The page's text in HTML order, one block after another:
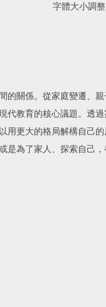
字體大小調整
的關係。從家庭變遷、
代教育的核心議題。透
用更大的格局解構自己
是為了家人、探索自己